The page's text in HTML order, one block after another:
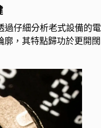
仔細分析老式設備的
廓，其特點歸功於更開